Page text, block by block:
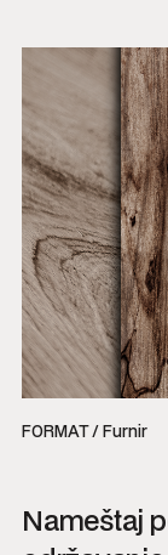
FORMAT / Furnir
Nameštaj